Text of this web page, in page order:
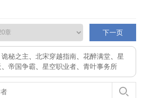
下一页
诡秘之主 北宋穿越指南 花醉满堂
星
帝国争霸 星空职业者 青叶事务所